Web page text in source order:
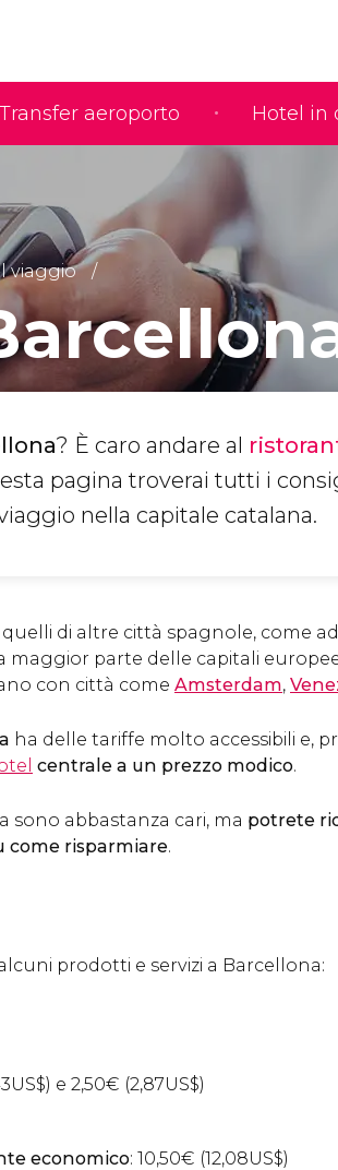
Transfer aeroporto Hotel in
viaggio
? È caro andare al
pagina troverai tutti i
nella capitale catalana.
di altre città spagnole, come
maggior parte delle capitali
con città come Amsterdam,
ha delle tariffe molto accessibili e,
centrale a un prezzo modico.
sono abbastanza cari, ma potrete
come risparmiare.
prodotti e servizi a Barcellona:
US$) e 2,50€ (2,87US$)
economico: 10,50€ (12,08US$)